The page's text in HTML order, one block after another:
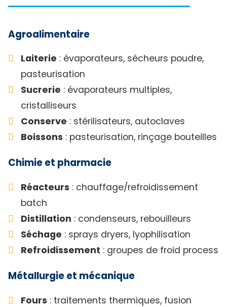
Agroalimentaire
Laiterie : évaporateurs, sécheurs poudre,
pasteurisation
Sucrerie : évaporateurs multiples,
cristalliseurs
Conserve : stérilisateurs, autoclaves
Boissons : pasteurisation, rinçage bouteilles
Chimie et pharmacie
Réacteurs : chauffage/refroidissement
batch
Distillation : condenseurs, rebouilleurs
Séchage : sprays dryers, lyophilisation
Refroidissement : groupes de froid process
Métallurgie et mécanique
Fours : traitements thermiques, fusion